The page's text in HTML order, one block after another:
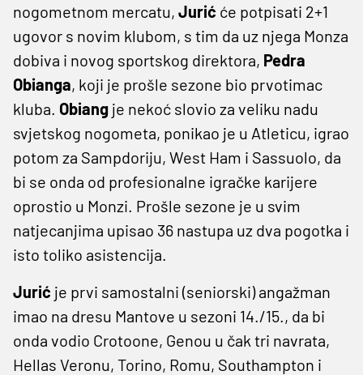
nogometnom mercatu, Jurić će potpisati 2+1
ugovor s novim klubom, s tim da uz njega Monza
dobiva i novog sportskog direktora, Pedra
Obianga, koji je prošle sezone bio prvotimac
kluba. Obiang je nekoć slovio za veliku nadu
svjetskog nogometa, ponikao je u Atleticu, igrao
potom za Sampdoriju, West Ham i Sassuolo, da
bi se onda od profesionalne igračke karijere
oprostio u Monzi. Prošle sezone je u svim
natjecanjima upisao 36 nastupa uz dva pogotka i
isto toliko asistencija.
Jurić je prvi samostalni (seniorski) angažman
imao na dresu Mantove u sezoni 14./15., da bi
onda vodio Crotoone, Genou u čak tri navrata,
Hellas Veronu, Torino, Romu, Southampton i